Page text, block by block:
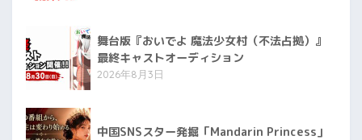
舞台版『おいでよ 魔法少女村（不法占拠）』
最終キャストオーディション
2026年8月3日
中国SNSスター発掘「Mandarin Princess」